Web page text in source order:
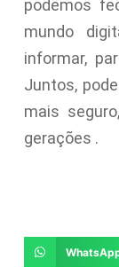
podemos
mundo
informar,
Juntos,
mais
gerações .